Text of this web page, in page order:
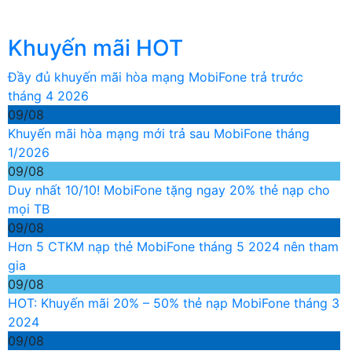
Khuyến mãi HOT
Đầy đủ khuyến mãi hòa mạng MobiFone trả trước
tháng 4 2026
09/08
Khuyến mãi hòa mạng mới trả sau MobiFone tháng
1/2026
09/08
Duy nhất 10/10! MobiFone tặng ngay 20% thẻ nạp cho
mọi TB
09/08
Hơn 5 CTKM nạp thẻ MobiFone tháng 5 2024 nên tham
gia
09/08
HOT: Khuyến mãi 20% – 50% thẻ nạp MobiFone tháng 3
2024
09/08